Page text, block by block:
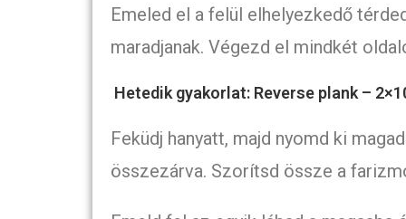
Emeled el a felül elhelyezkedő
maradjanak. Végezd el mindkét
Hetedik gyakorlat: Reverse plank –
Feküdj hanyatt, majd nyomd ki
összezárva. Szorítsd össze a